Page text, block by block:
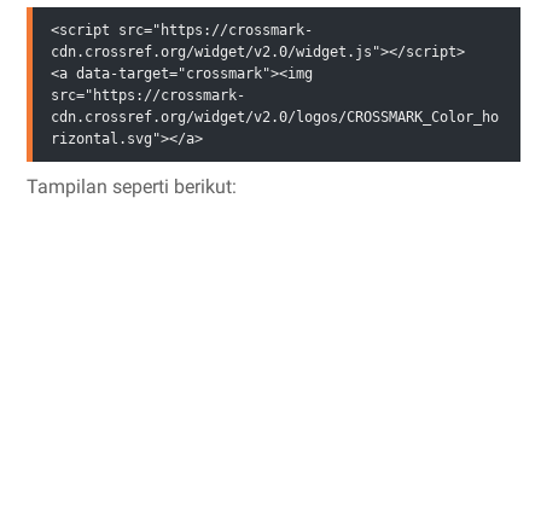
<script src="https://crossmark-
cdn.crossref.org/widget/v2.0/widget.js"></script>
<a data-target="crossmark"><img
src="https://crossmark-
cdn.crossref.org/widget/v2.0/logos/CROSSMARK_Color_ho
rizontal.svg"></a>
Tampilan seperti berikut: